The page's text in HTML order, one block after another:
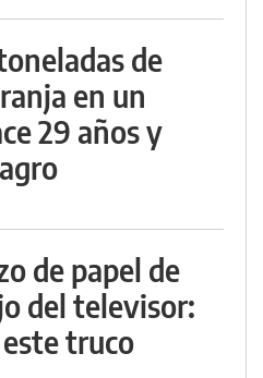
de
en un
29 años y
de papel de
del televisor:
truco